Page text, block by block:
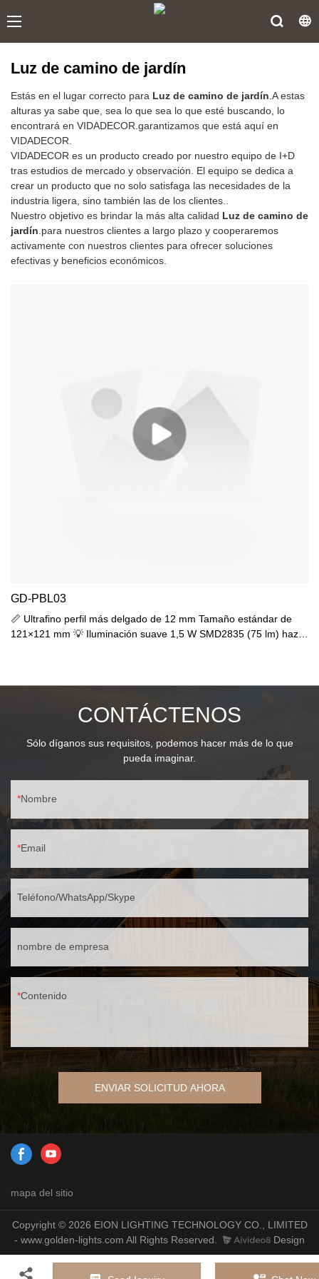
Luz de camino de jardín
Estás en el lugar correcto para Luz de camino de jardín.A estas
alturas ya sabe que, sea lo que sea lo que esté buscando, lo
encontrará en VIDADECOR.garantizamos que está aquí en
VIDADECOR.
VIDADECOR es un producto creado por nuestro equipo de I+D
tras estudios de mercado y observación. El equipo se dedica a
crear un producto que no solo satisfaga las necesidades de la
industria ligera, sino también las de los clientes..
Nuestro objetivo es brindar la más alta calidad Luz de camino de
jardín.para nuestros clientes a largo plazo y cooperaremos
activamente con nuestros clientes para ofrecer soluciones
efectivas y beneficios económicos.
GD-PBL03
📏 Ultrafino perfil más delgado de 12 mm Tamaño estándar de
121×121 mm 💡 Iluminación suave 1,5 W SMD2835 (75 lm) haz
CONTÁCTENOS
Sólo díganos sus requisitos, podemos hacer más de lo que
pueda imaginar.
Nombre
Email
Teléfono/WhatsApp/Skype
nombre de empresa
Contenido
ENVIAR SOLICITUD AHORA
mapa del sitio
Copyright © 2026 EION LIGHTING TECHNOLOGY CO., LIMITED
- www.golden-lights.com All Rights Reserved.
Design